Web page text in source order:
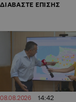
ΔΙΑΒΑΣΤΕ ΕΠΙΣΗΣ
08.08.2026 14:42